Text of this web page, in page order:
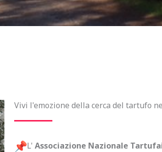
Vivi l'emozione della cerca del tartufo
L' Associazione Nazionale